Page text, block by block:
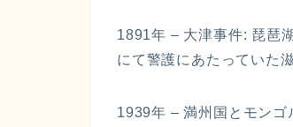
1891年 – 大津事件: 琵琶
にて警護にあたっていた
1939年 – 満州国とモンゴ